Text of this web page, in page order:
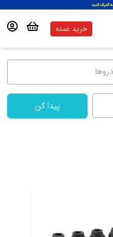
خرید عمده
پیدا کن